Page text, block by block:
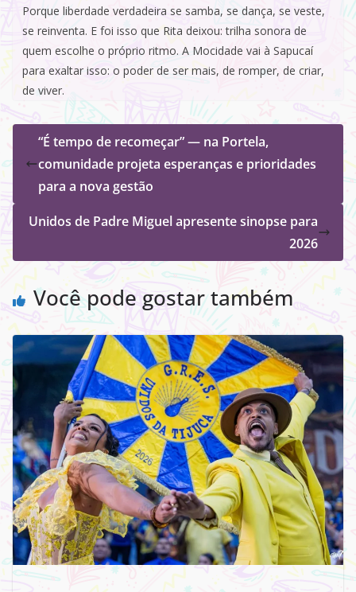
Porque liberdade verdadeira se samba, se dança, se veste,
se reinventa. E foi isso que Rita deixou: trilha sonora de
quem escolhe o próprio ritmo. A Mocidade vai à Sapucaí
para exaltar isso: o poder de ser mais, de romper, de criar,
de viver.
“É tempo de recomeçar” — na Portela,
comunidade projeta esperanças e prioridades
para a nova gestão
Unidos de Padre Miguel apresente sinopse para
2026
Você pode gostar também